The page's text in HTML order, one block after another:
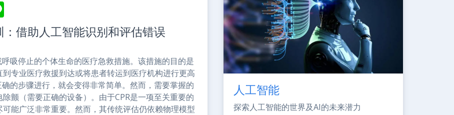
借助人工智能识别和评估错误
吸停止的个体生命的医疗急救措施。该措施的目的是
专业医疗救援到达或将患者转运到医疗机构进行更高
的步骤进行，就会变得非常简单。然而，需要掌握的
颤（需要正确的设备）。由于CPR是一项至关重要的
能广泛非常重要。然而，其传统评估仍依赖物理模型
人工智能
探索人工智能的世界及AI的未来潜力